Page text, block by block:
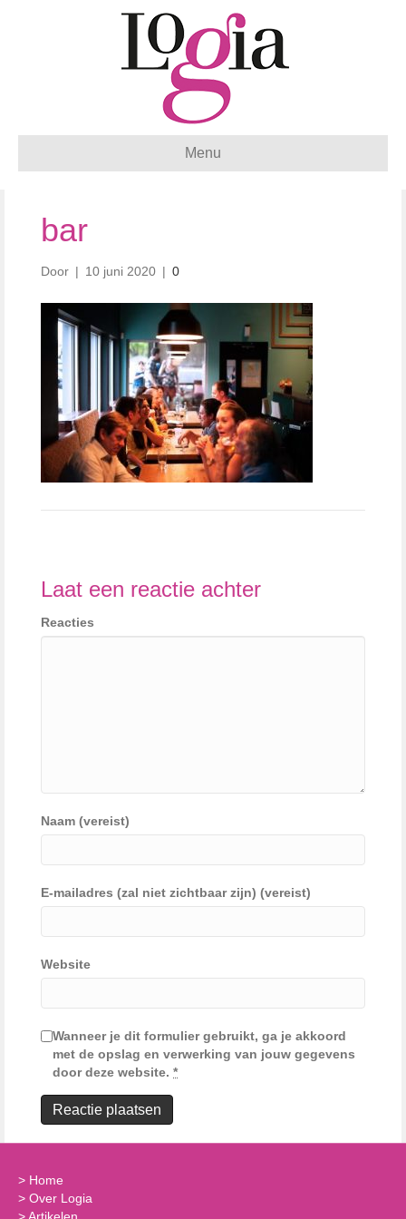
Menu
bar
Door | 10 juni 2020 | 0
Laat een reactie achter
Reacties
Naam (vereist)
E-mailadres (zal niet zichtbaar zijn) (vereist)
Website
Wanneer je dit formulier gebruikt, ga je akkoord
met de opslag en verwerking van jouw gegevens
door deze website. *
> Home
> Over Logia